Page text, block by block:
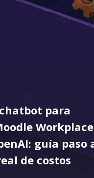
para
Workplace
guía paso
de costos